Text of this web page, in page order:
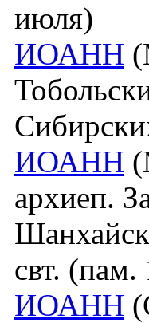
июля)
ИОАНН
ИОАНН
архиеп.
свт.
ИОАНН